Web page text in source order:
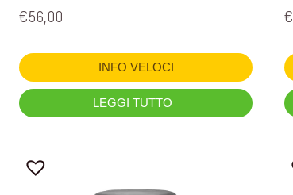
€56,00
INFO VELOCI
LEGGI TUTTO
€